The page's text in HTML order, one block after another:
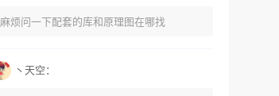
麻烦问一下配套的库和原理图在哪找
丶天空：